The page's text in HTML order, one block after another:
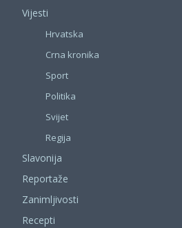
Vijesti
Hrvatska
Crna kronika
Sport
Politika
Svijet
Regija
Slavonija
Reportaže
Zanimljivosti
Recepti